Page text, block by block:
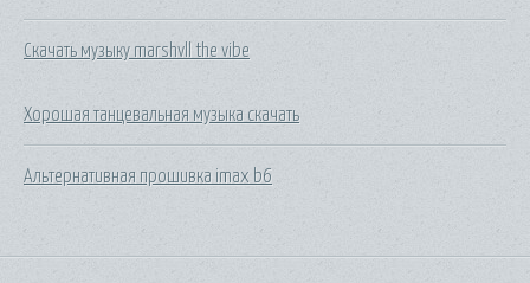
Скачать музыку marshvll the vibe
Хорошая танцевальная музыка скачать
Альтернативная прошивка imax b6